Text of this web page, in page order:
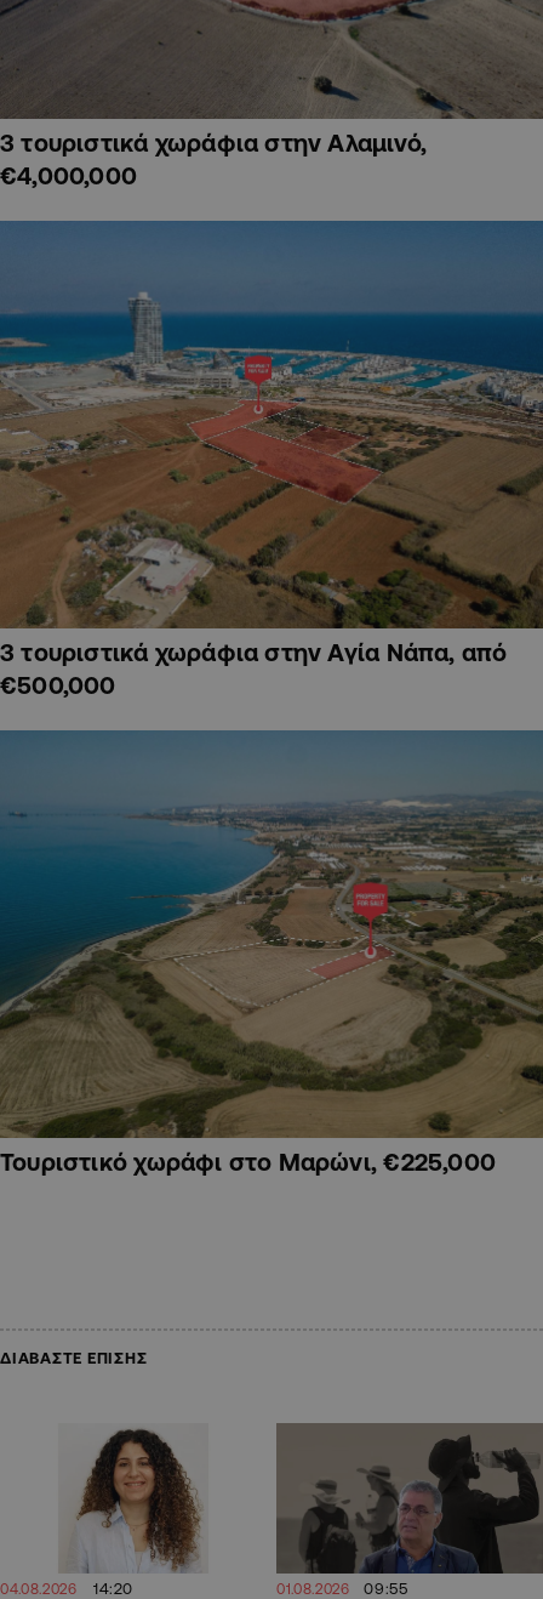
3 τουριστικά χωράφια στην Αλαμινό,
€4,000,000
3 τουριστικά χωράφια στην Αγία Νάπα, από
€500,000
Τουριστικό χωράφι στο Μαρώνι, €225,000
ΔΙΑΒΑΣΤΕ ΕΠΙΣΗΣ
04.08.2026 14:20 01.08.2026 09:55